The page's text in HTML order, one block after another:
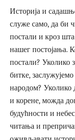
Историја и
служе само, да би
постали и кроз
нашег постојања.
постали? Уколико
битке,
народом? Уколико
и корене, можда
будућности и
читања и